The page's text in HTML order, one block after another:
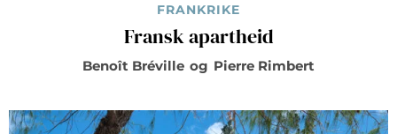
FRANKRIKE
Fransk apartheid
Benoît Bréville og Pierre Rimbert